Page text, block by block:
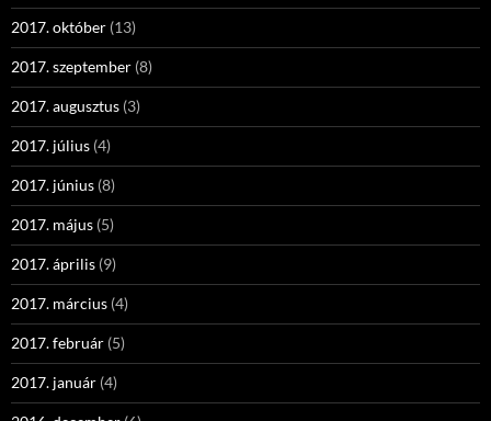
2017. október (13)
2017. szeptember (8)
2017. augusztus (3)
2017. július (4)
2017. június (8)
2017. május (5)
2017. április (9)
2017. március (4)
2017. február (5)
2017. január (4)